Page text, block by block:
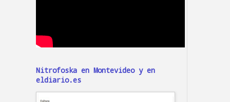
Nitrofoska en Montevideo y en
eldiario.es